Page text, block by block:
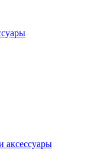
аксессуары